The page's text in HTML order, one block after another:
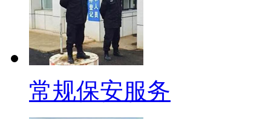
常规保安服务